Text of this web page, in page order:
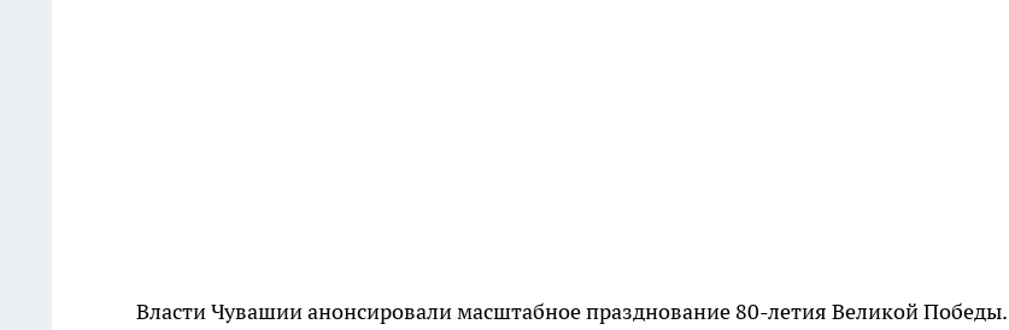
Власти Чувашии анонсировали масштабное празднование 80-летия Великой Победы.